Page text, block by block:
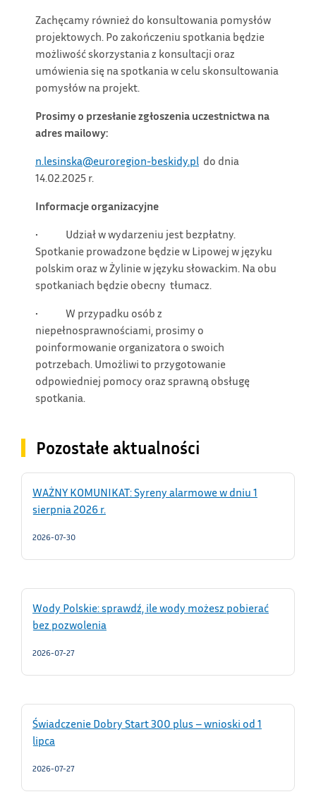
Zachęcamy również do konsultowania pomysłów
projektowych. Po zakończeniu spotkania będzie
możliwość skorzystania z konsultacji oraz
umówienia się na spotkania w celu skonsultowania
pomysłów na projekt.
Prosimy o przesłanie zgłoszenia uczestnictwa na
adres mailowy:
n.lesinska@euroregion-beskidy.pl do dnia
14.02.2025 r.
Informacje organizacyjne
• Udział w wydarzeniu jest bezpłatny.
Spotkanie prowadzone będzie w Lipowej w języku
polskim oraz w Żylinie w języku słowackim. Na obu
spotkaniach będzie obecny tłumacz.
• W przypadku osób z
niepełnosprawnościami, prosimy o
poinformowanie organizatora o swoich
potrzebach. Umożliwi to przygotowanie
odpowiedniej pomocy oraz sprawną obsługę
spotkania.
Pozostałe aktualności
WAŻNY KOMUNIKAT: Syreny alarmowe w dniu 1
sierpnia 2026 r.
2026-07-30
Wody Polskie: sprawdź, ile wody możesz pobierać
bez pozwolenia
2026-07-27
Świadczenie Dobry Start 300 plus – wnioski od 1
lipca
2026-07-27